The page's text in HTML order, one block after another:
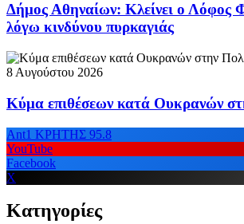
Δήμος Αθηναίων: Κλείνει ο Λόφος
λόγω κινδύνου πυρκαγιάς
8 Αυγούστου 2026
Κύμα επιθέσεων κατά Ουκρανών
Ant1 ΚΡΗΤΗΣ 95.8
YouTube
Facebook
X
Κατηγορίες